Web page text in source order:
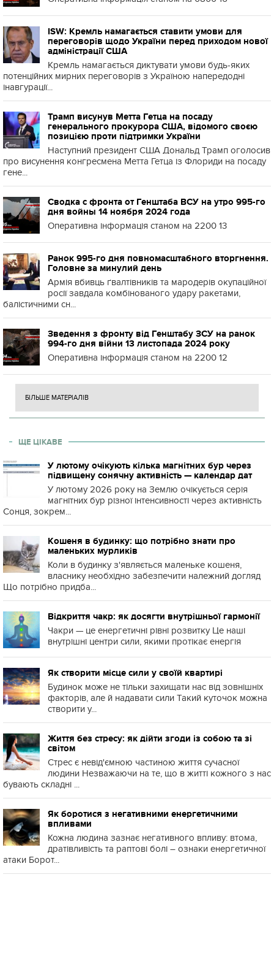
ISW: Кремль намагається ставити умови для
переговорів щодо України перед приходом нової
адміністрації США
Кремль намагається диктувати умови будь-яких
потенційних мирних переговорів з Україною напередодні
інавгурації...
Трамп висунув Метта Гетца на посаду
генерального прокурора США, відомого своєю
позицією проти підтримки України
Наступний президент США Дональд Трамп оголосив
про висунення конгресмена Метта Гетца із Флориди на посаду
гене...
Сводка с фронта от Генштаба ВСУ на утро 995-го
дня войны 14 ноября 2024 года
Оперативна інформація станом на 2200 13
Ранок 995-го дня повномасштабного вторгнення.
Головне за минулий день
Армія вбивць ґвалтівників та мародерів окупаційної
росії завдала комбінованого удару ракетами,
балістичними сн...
Зведення з фронту від Генштабу ЗСУ на ранок
994-го дня війни 13 листопада 2024 року
Оперативна інформація станом на 2200 12
БІЛЬШЕ МАТЕРІАЛІВ
ЩЕ ЦІКАВЕ
У лютому очікують кілька магнітних бур через
підвищену сонячну активність — календар дат
У лютому 2026 року на Землю очікується серія
магнітних бур різної інтенсивності через активність
Сонця, зокрем...
Кошеня в будинку: що потрібно знати про
маленьких мурликів
Коли в будинку з'являється маленьке кошеня,
власнику необхідно забезпечити належний догляд
Що потрібно придба...
Відкриття чакр: як досягти внутрішньої гармонії
Чакри — це енергетичні рівні розвитку Це наші
внутрішні центри сили, якими протікає енергія
Як створити місце сили у своїй квартирі
Будинок може не тільки захищати нас від зовнішніх
факторів, але й надавати сили Такий куточок можна
створити у...
Життя без стресу: як дійти згоди із собою та зі
світом
Стрес є невід'ємною частиною життя сучасної
людини Незважаючи на те, що в житті кожного з нас
бувають складні ...
Як боротися з негативними енергетичними
впливами
Кожна людина зазнає негативного впливу: втома,
дратівливість та раптові болі – ознаки енергетичної
атаки Борот...